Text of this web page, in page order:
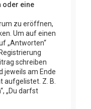
oder eine
zu eröffnen,
Um auf einen
„Antworten“
schreiben
jeweils am Ende
aufgelistet. Z. B.
„Du darfst